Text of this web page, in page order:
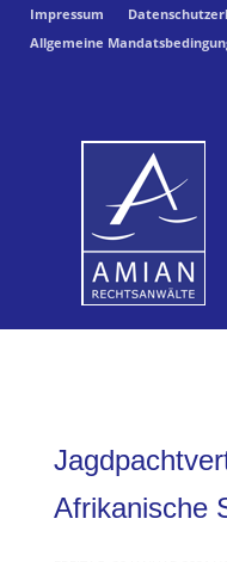
Impressum
Allgemeine
Afrikanische